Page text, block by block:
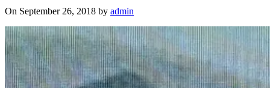
On September 26, 2018 by admin